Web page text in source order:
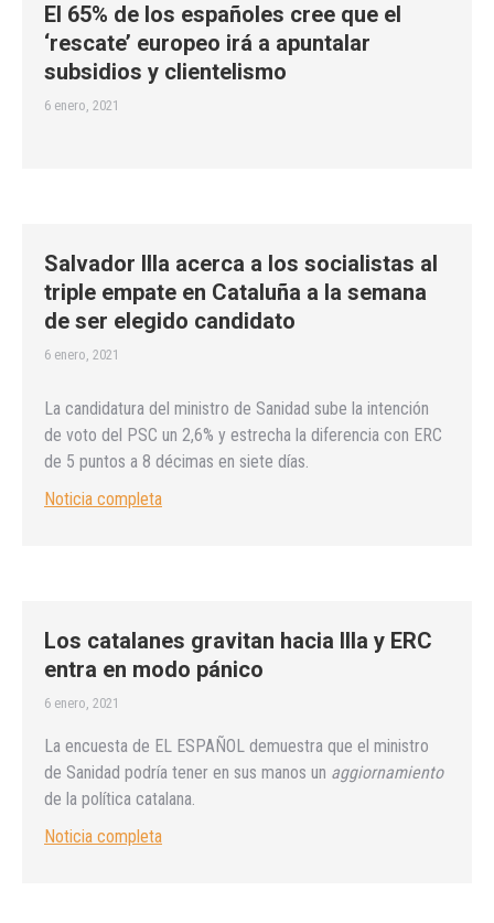
El 65% de los españoles cree que el
‘rescate’ europeo irá a apuntalar
subsidios y clientelismo
6 enero, 2021
Salvador Illa acerca a los socialistas al
triple empate en Cataluña a la semana
de ser elegido candidato
6 enero, 2021
La candidatura del ministro de Sanidad sube la intención
de voto del PSC un 2,6% y estrecha la diferencia con ERC
de 5 puntos a 8 décimas en siete días.
Noticia completa
Los catalanes gravitan hacia Illa y ERC
entra en modo pánico
6 enero, 2021
La encuesta de EL ESPAÑOL demuestra que el ministro
de Sanidad podría tener en sus manos un aggiornamiento
de la política catalana.
Noticia completa